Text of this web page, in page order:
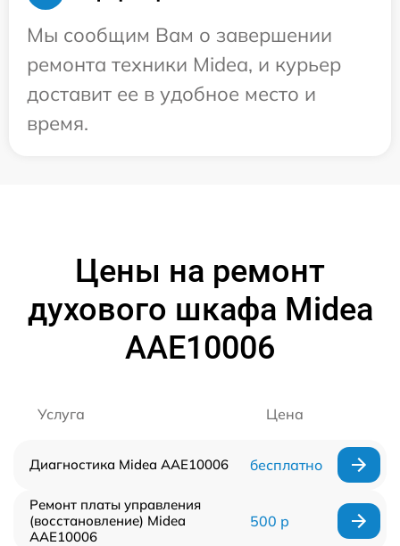
Мы сообщим Вам о завершении
ремонта техники Midea, и курьер
доставит ее в удобное место и
время.
Цены на ремонт
духового шкафа Midea
AAE10006
Услуга Цена
Диагностика Midea AAE10006 бесплатно
Ремонт платы управления
(восстановление) Midea
AAE10006
500 р